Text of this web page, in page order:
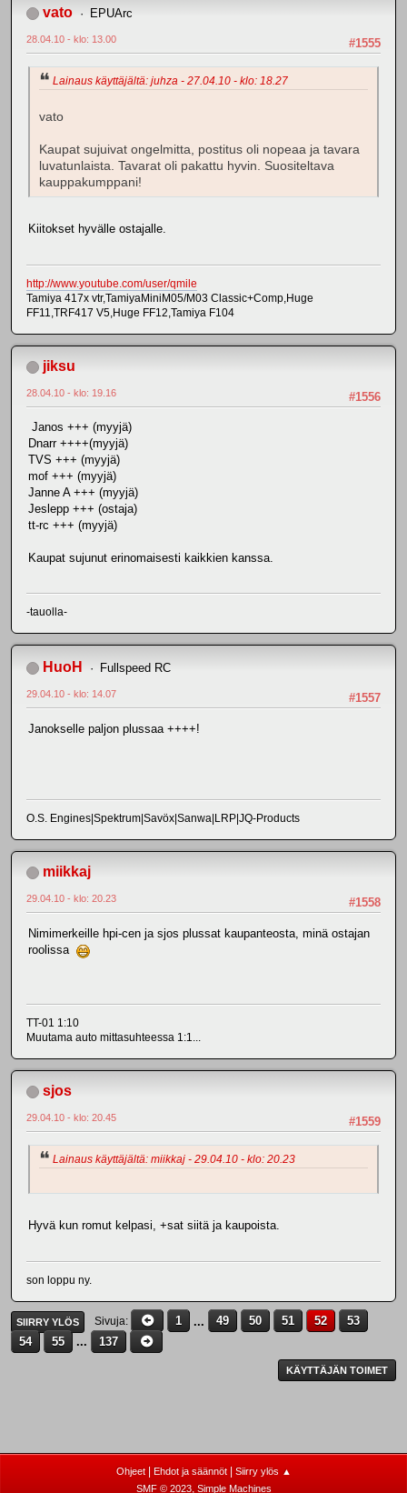
vato EPUArc
#1555
28.04.10 - klo: 13.00
Lainaus käyttäjältä: juhza - 27.04.10 - klo: 18.27
vato
Kaupat sujuivat ongelmitta, postitus oli nopeaa ja tavara
luvatunlaista. Tavarat oli pakattu hyvin. Suositeltava
kauppakumppani!
Kiitokset hyvälle ostajalle.
http://www.youtube.com/user/qmile
Tamiya 417x vtr,TamiyaMiniM05/M03 Classic+Comp,Huge
FF11,TRF417 V5,Huge FF12,Tamiya F104
jiksu
#1556
28.04.10 - klo: 19.16
Janos +++ (myyjä)
Dnarr ++++(myyjä)
TVS +++ (myyjä)
mof +++ (myyjä)
Janne A +++ (myyjä)
Jeslepp +++ (ostaja)
tt-rc +++ (myyjä)
Kaupat sujunut erinomaisesti kaikkien kanssa.
-tauolla-
HuoH Fullspeed RC
#1557
29.04.10 - klo: 14.07
Janokselle paljon plussaa ++++!
O.S. Engines|Spektrum|Savöx|Sanwa|LRP|JQ-Products
miikkaj
#1558
29.04.10 - klo: 20.23
Nimimerkeille hpi-cen ja sjos plussat kaupanteosta, minä ostajan
roolissa
TT-01 1:10
Muutama auto mittasuhteessa 1:1...
sjos
#1559
29.04.10 - klo: 20.45
Lainaus käyttäjältä: miikkaj - 29.04.10 - klo: 20.23
Hyvä kun romut kelpasi, +sat siitä ja kaupoista.
son loppu ny.
SIIRRY YLÖS Sivuja 1 ... 49 50 51 52
53
54
55 ... 137
KÄYTTÄJÄN TOIMET
Ohjeet| Ehdot ja säännöt|
Siirry ylös ▲
SMF © 2023, Simple Machines